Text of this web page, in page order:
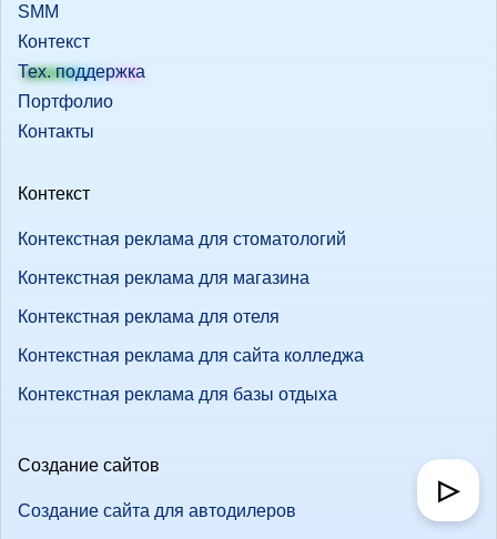
SMM
Контекст
Тех. поддержка
Портфолио
Контакты
Контекст
Контекстная реклама для стоматологий
Контекстная реклама для магазина
Контекстная реклама для отеля
Контекстная реклама для сайта колледжа
Контекстная реклама для базы отдыха
Создание сайтов
Создание сайта для автодилеров
▷